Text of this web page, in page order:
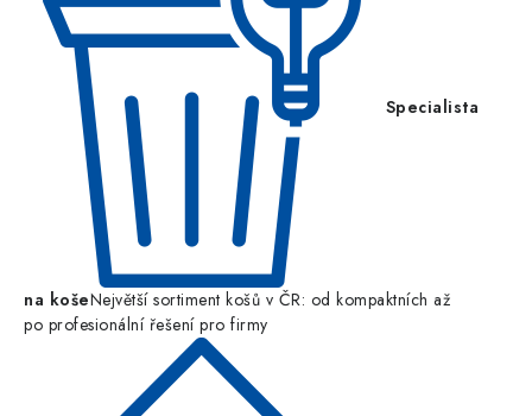
Specialista
na košeNejvětší sortiment košů v ČR: od kompaktních až
po profesionální řešení pro firmy